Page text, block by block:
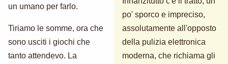
un umano per farlo.
Tiriamo le somme, ora che
sono usciti i giochi che
tanto attendevo. La
po' sporco e impreciso,
assolutamente all'opposto
della pulizia elettronica
moderna, che richiama gli